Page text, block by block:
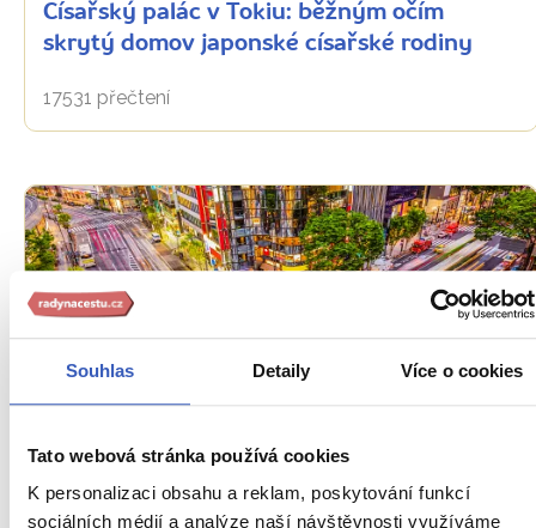
Souhlas Detaily Více o cookies
Tato webová stránka používá cookies
K personalizaci obsahu a reklam, poskytování funkcí
sociálních médií a analýze naší návštěvnosti využíváme
Císařský palác v Tokiu: běžným očím
skrytý domov japonské císařské rodiny
17531 přečtení
divadlo i unikátní rybí trh